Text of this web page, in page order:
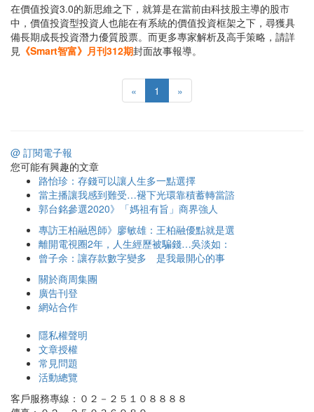
在價值投資3.0的新思維之下，就算是在當前由科技股主導的股市
中，價值投資型投資人也能在有系統的價值投資框架之下，尋獲具
備長期成長投資潛力優質股票。而更多專家解析及高手策略，請詳
見 《Smart智富》月刊312期封面故事報導。
« 1 »
@ 訂閱電子報
您可能有興趣的文章
路怡珍：存錢可以讓人生多一點選擇
當主播讓我感到難受…褪下光環靠積蓄轉當諮
郭台銘參選2020》「媽祖有旨」商界強人
專訪王柏融恩師》廖敏雄：王柏融優點就是選
離開電視圈2年，人生經歷被騙錢…吳淡如：
曾子余：讓存款數字變多 是我最開心的事
關於商周集團
廣告刊登
網站合作
隱私權聲明
文章授權
常見問題
活動總覽
客戶服務專線：０２－２５１０８８８８